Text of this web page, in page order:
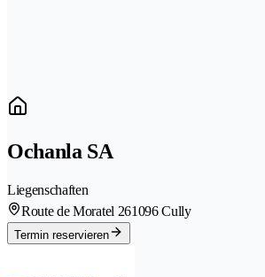
Ochanla SA
Liegenschaften
Route de Moratel 261096 Cully
Termin reservieren